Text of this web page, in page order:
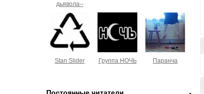
дьявола--
Stan Slider Группа НОЧЬ Паранча